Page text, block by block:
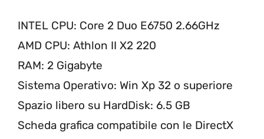
INTEL CPU: Core 2 Duo E6750 2.66GHz
AMD CPU: Athlon II X2 220
RAM: 2 Gigabyte
Sistema Operativo: Win Xp 32 o superiore
Spazio libero su HardDisk: 6.5 GB
Scheda grafica compatibile con le DirectX